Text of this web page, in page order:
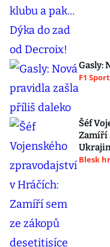
Gasly:
F1 Sport
Šéf
Zamíří
Blesk